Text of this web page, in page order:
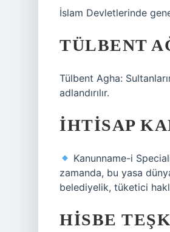
İslam Devletlerinde
TÜLBENT
Tülbent Agha:
adlandırılır.
İHTISAP
Kanunname-i
zamanda, bu yasa
belediyelik, tüketici
HISBE